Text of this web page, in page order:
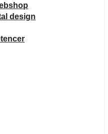
design